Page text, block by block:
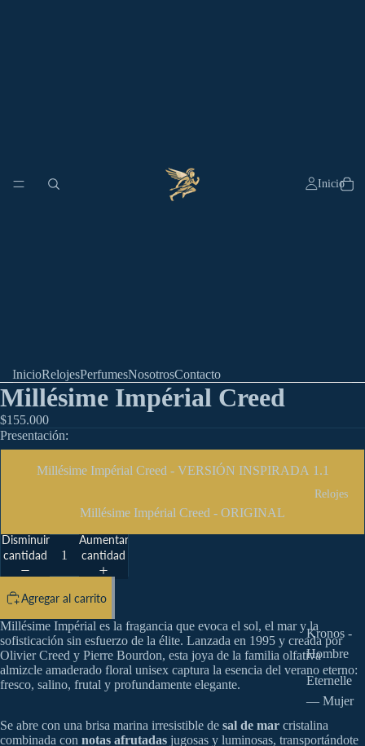
Inicio
Relojes
Kronos -
Hombre
Eternelle
— Mujer
InicioRelojesPerfumesNosotrosContacto
Millésime Impérial Creed
$155.000
Presentación:
Millésime Impérial Creed - VERSIÓN INSPIRADA 1.1
Millésime Impérial Creed - ORIGINAL
Disminuir
cantidad
Aumentar
cantidad
Agregar al carrito
Millésime Impérial es la fragancia que evoca el sol, el mar y la
sofisticación sin esfuerzo de la élite. Lanzada en 1995 y creada por
Olivier Creed y Pierre Bourdon, esta joya de la familia olfativa
almizcle amaderado floral unisex captura la esencia del verano eterno:
fresco, salino, frutal y profundamente elegante.
Se abre con una brisa marina irresistible de sal de mar cristalina
combinada con notas afrutadas jugosas y luminosas, transportándote